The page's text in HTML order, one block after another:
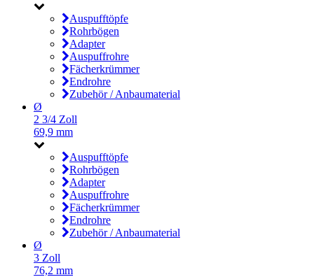
Auspufftöpfe
Rohrbögen
Adapter
Auspuffrohre
Fächerkrümmer
Endrohre
Zubehör / Anbaumaterial
Ø
2 3/4 Zoll
69,9 mm
Auspufftöpfe
Rohrbögen
Adapter
Auspuffrohre
Fächerkrümmer
Endrohre
Zubehör / Anbaumaterial
Ø
3 Zoll
76,2 mm